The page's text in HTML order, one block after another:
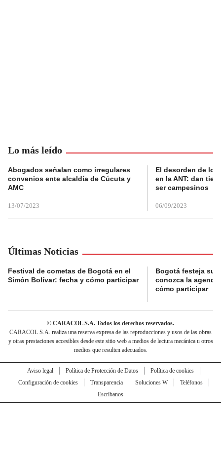
Lo más leído
Abogados señalan como irregulares
convenios ente alcaldía de Cúcuta y
AMC
13/07/2023
El desorden de
en la ANT: dan
ser campesinos
06/09/2023
Últimas Noticias
Festival de cometas de Bogotá en el
Simón Bolívar: fecha y cómo participar
Bogotá festeja su
conozca la
cómo participar
© CARACOL S.A. Todos los derechos reservados.
CARACOL S.A. realiza una reserva expresa de las reproducciones y usos de las obras
y otras prestaciones accesibles desde este sitio web a medios de lectura mecánica u otros
medios que resulten adecuados.
Aviso legal Política de Protección de Datos
Política de cookies
Configuración de cookies
Transparencia Soluciones W
Teléfonos
Escríbanos